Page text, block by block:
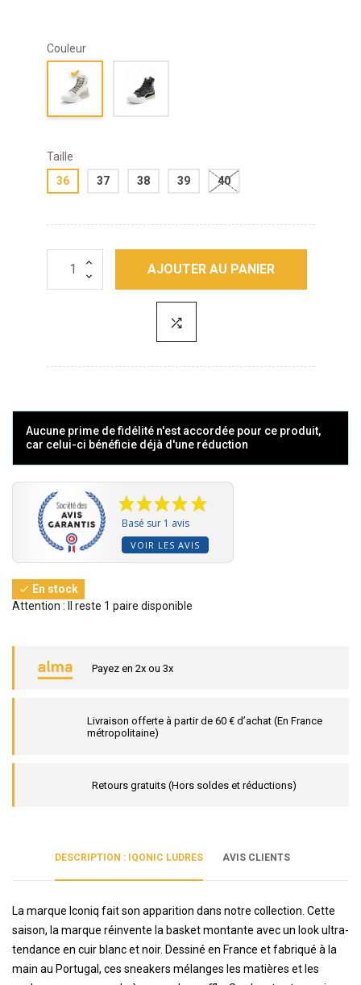
Couleur
Taille
36
37 38 39 40
AJOUTER AU PANIER
Aucune prime de fidélité n'est accordée pour ce produit,
car celui-ci bénéficie déjà d'une réduction
Basé sur 1 avis
VOIR LES AVIS
 En stock
Attention : Il reste 1 paire disponible
Payez en 2x ou 3x
Livraison offerte à partir de 60 € d’achat (En France
métropolitaine)
Retours gratuits (Hors soldes et réductions)
DESCRIPTION : IQONIC LUDRES AVIS CLIENTS
La marque Iconiq fait son apparition dans notre collection. Cette
saison, la marque réinvente la basket montante avec un look ultra-
tendance en cuir blanc et noir. Dessiné en France et fabriqué à la
main au Portugal, ces sneakers mélanges les matières et les